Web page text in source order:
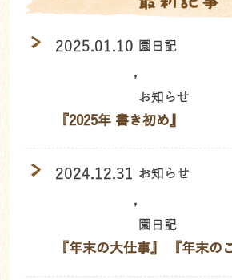
2025.01.10 園日記
,
お知らせ
『2025年 書き初め』
2024.12.31 お知らせ
,
園日記
『年末の大仕事』 『年末の